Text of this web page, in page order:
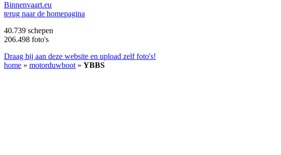
Binnenvaart.eu
terug naar de homepagina
40.739 schepen
206.498 foto's
Draag bij aan deze website en upload zelf foto's!
home » motorduwboot » YBBS